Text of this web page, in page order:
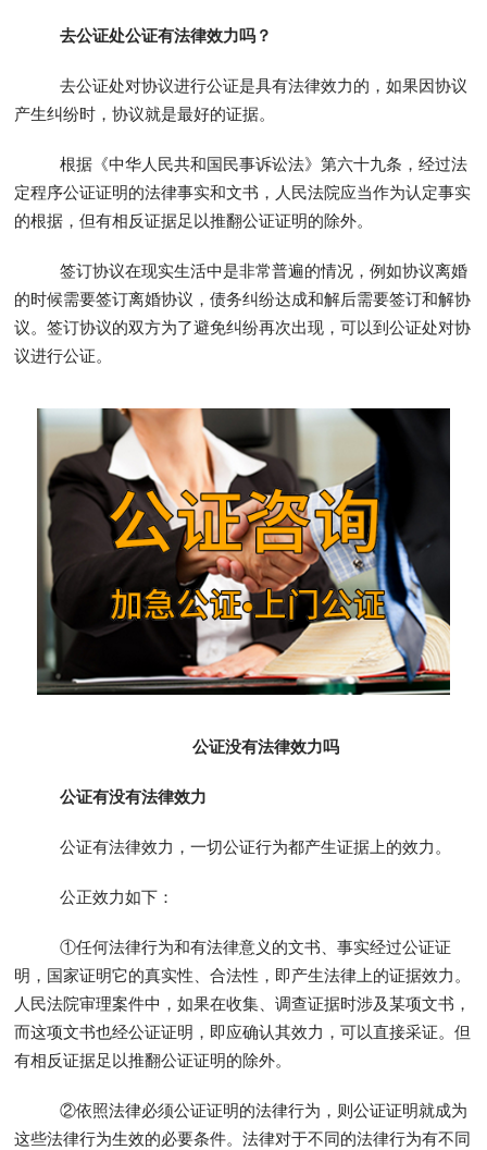
去公证处公证有法律效力吗？
去公证处对协议进行公证是具有法律效力的，如果因协议
产生纠纷时，协议就是最好的证据。
根据《中华人民共和国民事诉讼法》第六十九条，经过法
定程序公证证明的法律事实和文书，人民法院应当作为认定事实
的根据，但有相反证据足以推翻公证证明的除外。
签订协议在现实生活中是非常普遍的情况，例如协议离婚
的时候需要签订离婚协议，债务纠纷达成和解后需要签订和解协
议。签订协议的双方为了避免纠纷再次出现，可以到公证处对协
议进行公证。
公证没有法律效力吗
公证有没有法律效力
公证有法律效力，一切公证行为都产生证据上的效力。
公正效力如下：
①任何法律行为和有法律意义的文书、事实经过公证证
明，国家证明它的真实性、合法性，即产生法律上的证据效力。
人民法院审理案件中，如果在收集、调查证据时涉及某项文书，
而这项文书也经公证证明，即应确认其效力，可以直接采证。但
有相反证据足以推翻公证证明的除外。
②依照法律必须公证证明的法律行为，则公证证明就成为
这些法律行为生效的必要条件。法律对于不同的法律行为有不同